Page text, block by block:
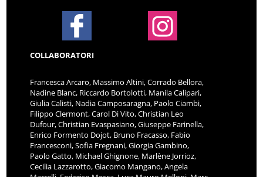
COLLABORATORI
Francesca Arcaro, Massimo Altini, Corrado Bellora,
Nadine Blanc, Riccardo Bortolotti, Manila Calipari,
Giulia Calisti, Nadia Camposaragna, Paolo Ciambi,
Filippo Clermont, Carol Di Vito, Christian Leo
Dufour, Christian Evaspasiano, Giuseppe Farinella,
Enrico Formento Dojot, Bruno Fracasso, Fabio
Francesconi, Sofia Fregnani, Giorgia Gambino,
Paolo Gatto, Michael Ghignone, Marlène Jorrioz,
Cecilia Lazzarotto, Giacomo Mangano, Angela